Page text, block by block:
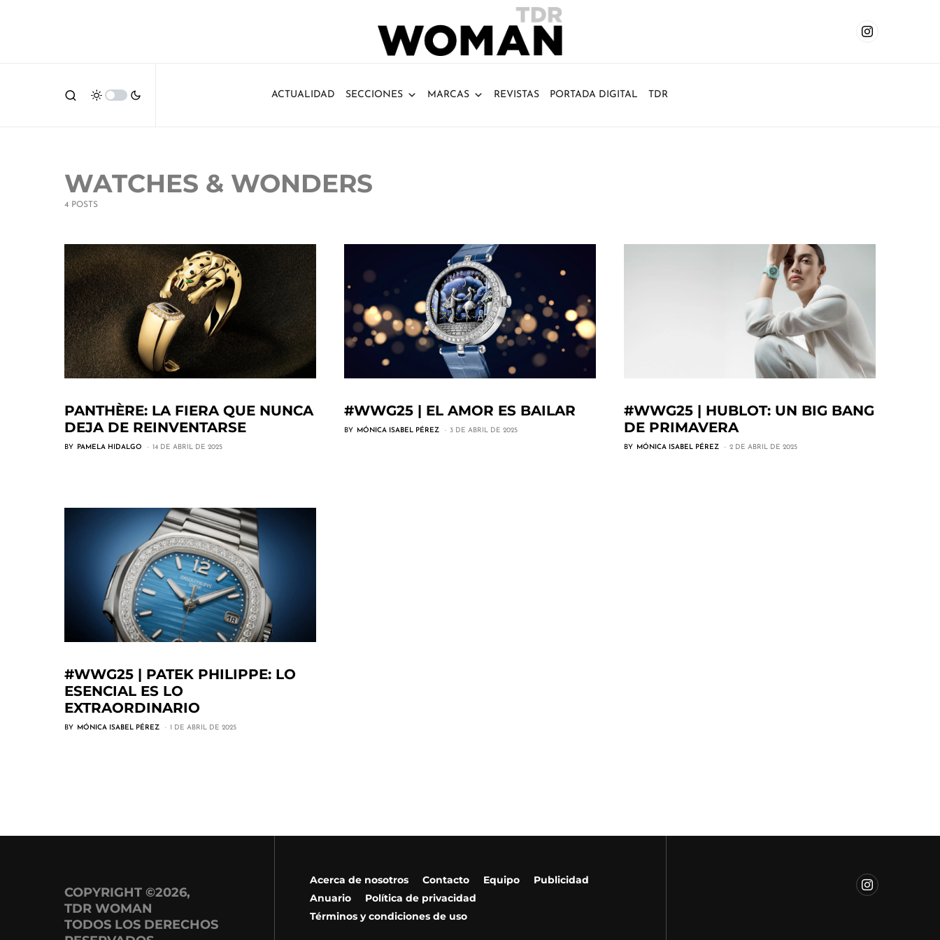
ACTUALIDAD SECCIONES MARCAS REVISTAS PORTADA DIGITAL TDR
WATCHES & WONDERS
4 POSTS
PANTHÈRE: LA FIERA QUE NUNCA
DEJA DE REINVENTARSE
BY PAMELA HIDALGO 14 DE ABRIL DE 2025
#WWG25 | EL AMOR ES BAILAR
BY MÓNICA ISABEL PÉREZ 3 DE ABRIL DE 2025
#WWG25 | HUBLOT: UN BIG BANG
DE PRIMAVERA
BY MÓNICA ISABEL PÉREZ 2 DE ABRIL DE 2025
#WWG25 | PATEK PHILIPPE: LO
ESENCIAL ES LO
EXTRAORDINARIO
BY MÓNICA ISABEL PÉREZ 1 DE ABRIL DE 2025
COPYRIGHT ©2026,
TDR WOMAN
TODOS LOS DERECHOS
Acerca de nosotros Contacto Equipo
Publicidad
Anuario
Política de privacidad
Términos y condiciones de uso